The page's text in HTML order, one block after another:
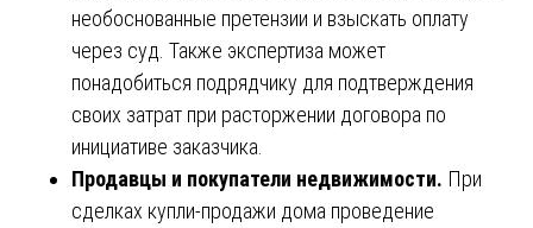
необоснованные претензии и взыскать оплату
через суд. Также экспертиза может
понадобиться подрядчику для подтверждения
своих затрат при расторжении договора по
инициативе заказчика.
Продавцы и покупатели недвижимости. При
сделках купли-продажи дома проведение